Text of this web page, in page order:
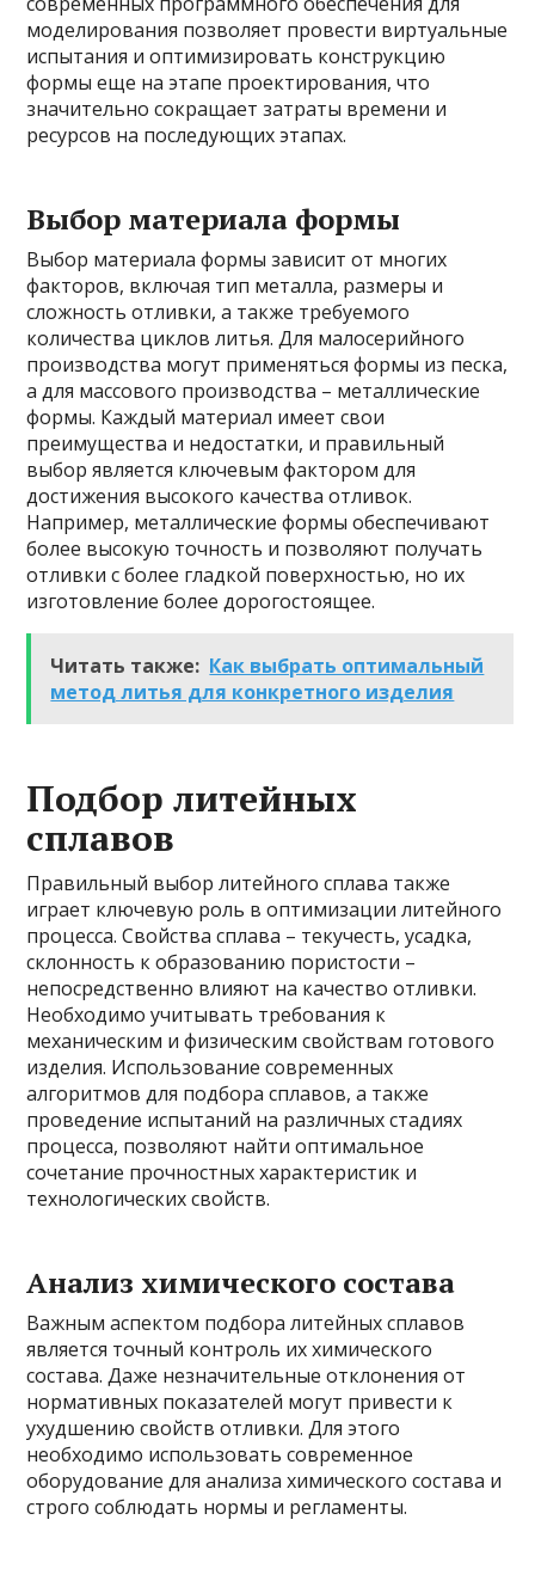
моделирования позволяет провести виртуальные
испытания и оптимизировать конструкцию
формы еще на этапе проектирования, что
значительно сокращает затраты времени и
ресурсов на последующих этапах.
Выбор материала формы
Выбор материала формы зависит от многих
факторов, включая тип металла, размеры и
сложность отливки, а также требуемого
количества циклов литья. Для малосерийного
производства могут применяться формы из песка,
а для массового производства – металлические
формы. Каждый материал имеет свои
преимущества и недостатки, и правильный
выбор является ключевым фактором для
достижения высокого качества отливок.
Например, металлические формы обеспечивают
более высокую точность и позволяют получать
отливки с более гладкой поверхностью, но их
изготовление более дорогостоящее.
Читать также: Как выбрать оптимальный
метод литья для конкретного изделия
Подбор литейных
сплавов
Правильный выбор литейного сплава также
играет ключевую роль в оптимизации литейного
процесса. Свойства сплава – текучесть, усадка,
склонность к образованию пористости –
непосредственно влияют на качество отливки.
Необходимо учитывать требования к
механическим и физическим свойствам готового
изделия. Использование современных
алгоритмов для подбора сплавов, а также
проведение испытаний на различных стадиях
процесса, позволяют найти оптимальное
сочетание прочностных характеристик и
технологических свойств.
Анализ химического состава
Важным аспектом подбора литейных сплавов
является точный контроль их химического
состава. Даже незначительные отклонения от
нормативных показателей могут привести к
ухудшению свойств отливки. Для этого
необходимо использовать современное
оборудование для анализа химического состава и
строго соблюдать нормы и регламенты.